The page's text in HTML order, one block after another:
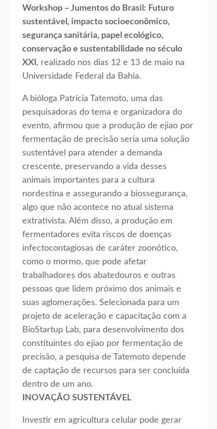
Workshop – Jumentos do Brasil: Futuro
sustentável, impacto socioeconômico,
segurança sanitária, papel ecológico,
conservação e sustentabilidade no século
XXI , realizado nos dias 12 e 13 de maio na
Universidade Federal da Bahia.
A bióloga Patrícia Tatemoto, uma das
pesquisadoras do tema e organizadora do
evento, afirmou que a produção de ejiao por
fermentação de precisão seria uma solução
sustentável para atender a demanda
crescente, preservando a vida desses
animais importantes para a cultura
nordestina e assegurando a biossegurança,
algo que não acontece no atual sistema
extrativista. Além disso, a produção em
fermentadores evita riscos de doenças
infectocontagiosas de caráter zoonótico,
como o mormo, que pode afetar
trabalhadores dos abatedouros e outras
pessoas que lidem próximo dos animais e
suas aglomerações. Selecionada para um
projeto de aceleração e capacitação com a
BioStartup Lab, para desenvolvimento dos
constituintes do ejiao por fermentação de
precisão, a pesquisa de Tatemoto depende
de captação de recursos para ser concluída
dentro de um ano.
INOVAÇÃO SUSTENTÁVEL
Investir em agricultura celular pode gerar